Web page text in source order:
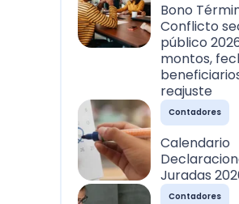
Bono
Conflicto
público
montos,
reajuste
Contadores
Calendario
Juradas
Contadores